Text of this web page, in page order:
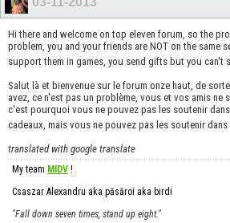
Hi there and welcome on top eleven forum, so the
problem, you and your friends are NOT on the same
support them in games, you send gifts but you can't
Salut là et bienvenue sur le forum onze haut, de
avez, ce n'est pas un problème, vous et vos amis ne
c'est pourquoi vous ne pouvez pas les soutenir
cadeaux, mais vous ne pouvez pas les soutenir
translated with google translate
My team MIDV !
Csaszar Alexandru aka păsăroi aka birdi
"Fall down seven times, stand up eight."